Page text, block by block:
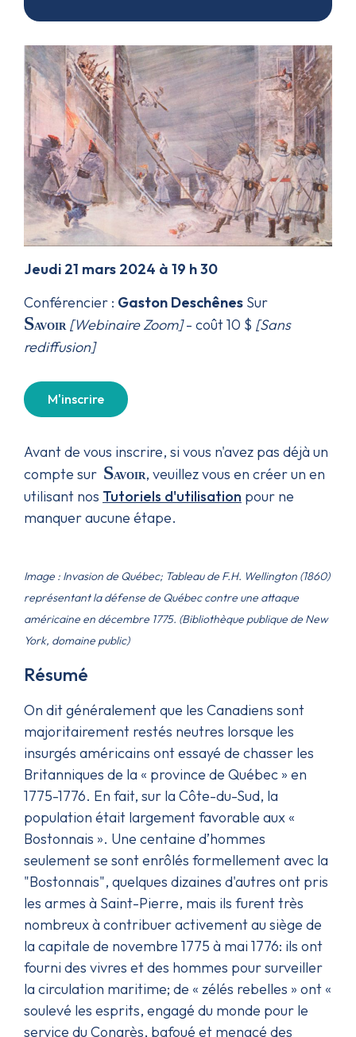
Jeudi 21 mars 2024 à 19 h 30
Conférencier : Gaston Deschênes Sur
Savoir [Webinaire Zoom]- coût 10 $ [Sans
rediffusion]
M'inscrire
Avant de vous inscrire, si vous n'avez pas déjà un
compte sur Savoir, veuillez vous en créer un en
utilisant nos Tutoriels d'utilisation pour ne
manquer aucune étape.
Image : Invasion de Québec; Tableau de F.H. Wellington (1860)
représentant la défense de Québec contre une attaque
américaine en décembre 1775. (Bibliothèque publique de New
York, domaine public)
Résumé
On dit généralement que les Canadiens sont
majoritairement restés neutres lorsque les
insurgés américains ont essayé de chasser les
Britanniques de la « province de Québec » en
1775-1776. En fait, sur la Côte-du-Sud, la
population était largement favorable aux «
Bostonnais ». Une centaine d’hommes
seulement se sont enrôlés formellement avec la
"Bostonnais", quelques dizaines d'autres ont pris
les armes à Saint-Pierre, mais ils furent très
nombreux à contribuer activement au siège de
la capitale de novembre 1775 à mai 1776: ils ont
fourni des vivres et des hommes pour surveiller
la circulation maritime; de « zélés rebelles » ont «
soulevé les esprits, engagé du monde pour le
service du Congrès, bafoué et menacé des